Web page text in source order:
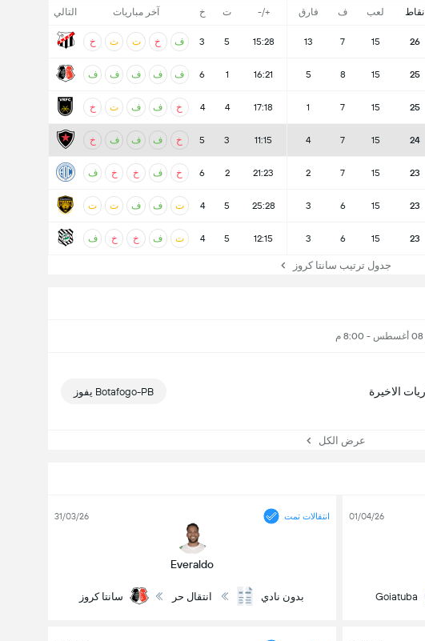
نقاط لعب ف فارق +/- ت خ آخر مباريات التالي
26
15
7
13
15:28
5
3 ف خ ت ت خ
25
15
8
5
16:21
1
6 ف ف ف ف ف
25
15
7
1
17:18
4
4 خ ف ف ت خ
24
15
7
4
11:15
3
5 خ ف ف ف خ
23
15
7
2
21:23
2
6 خ ف خ خ ف
23
15
6
3
25:28
5
4 ت ف ف ت ت
23
15
6
3
12:15
5
4 ت ف خ خ ف
جدول ترتيب سانتا كروز
Botafogo-PB يفوز
عرض الكل
01/04/26
Goiatuba
انتقالات تمت
Everaldo
31/03/26
بدون نادي انتقال حر سانتا كروز